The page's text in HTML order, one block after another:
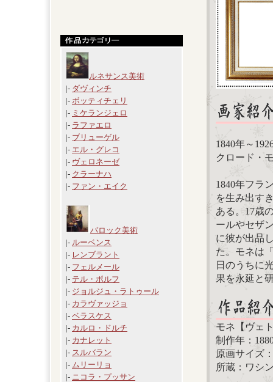
ルネサンス美術
|- ダヴィンチ
|- ボッティチェリ
|- ミケランジェロ
|- ラファエロ
|- ブリューゲル
|- エル・グレコ
|- ヴェロネーゼ
|- クラーナハ
|- ファン・エイク
バロック美術
|- ルーベンス
|- レンブラント
|- フェルメール
|- テル・ボルフ
|- ジョルジュ・ラトゥール
|- カラヴァッジョ
|- ベラスケス
|- カルロ・ドルチ
|- カナレット
|- スルバラン
|- ムリーリョ
|- ニコラ・プッサン
1840年～
クロード
1840年フラ
を生み出す
ある。17歳
ールやセザ
に彼が出品
た。モネは
日のうちに
果を永延と
モネ【ヴェ
制作年：
原画サイズ
所蔵：ワシ